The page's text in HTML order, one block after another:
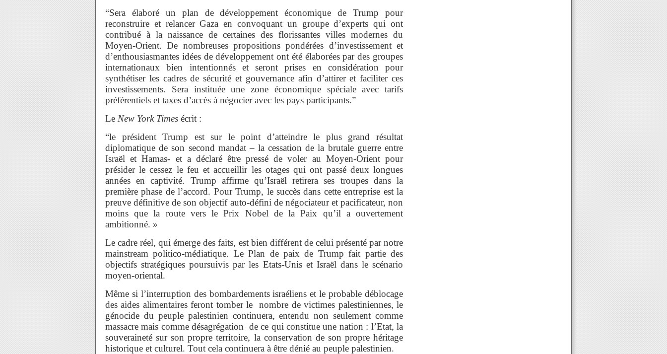
“Sera élaboré un plan de développement économique de Trump pour
reconstruire et relancer Gaza en convoquant un groupe d’experts qui ont
contribué à la naissance de certaines des florissantes villes modernes du
Moyen-Orient. De nombreuses propositions pondérées d’investissement et
d’enthousiasmantes idées de développement ont été élaborées par des groupes
internationaux bien intentionnés et seront prises en considération pour
synthétiser les cadres de sécurité et gouvernance afin d’attirer et faciliter ces
investissements. Sera instituée une zone économique spéciale avec tarifs
préférentiels et taxes d’accès à négocier avec les pays participants.”
Le New York Times écrit :
“le président Trump est sur le point d’atteindre le plus grand résultat
diplomatique de son second mandat – la cessation de la brutale guerre entre
Israël et Hamas- et a déclaré être pressé de voler au Moyen-Orient pour
présider le cessez le feu et accueillir les otages qui ont passé deux longues
années en captivité. Trump affirme qu’Israël retirera ses troupes dans la
première phase de l’accord. Pour Trump, le succès dans cette entreprise est la
preuve définitive de son objectif auto-défini de négociateur et pacificateur, non
moins que la route vers le Prix Nobel de la Paix qu’il a ouvertement
ambitionné. »
Le cadre réel, qui émerge des faits, est bien différent de celui présenté par notre
mainstream politico-médiatique. Le Plan de paix de Trump fait partie des
objectifs stratégiques poursuivis par les Etats-Unis et Israël dans le scénario
moyen-oriental.
Même si l’interruption des bombardements israéliens et le probable déblocage
des aides alimentaires feront tomber le nombre de victimes palestiniennes, le
génocide du peuple palestinien continuera, entendu non seulement comme
massacre mais comme désagrégation de ce qui constitue une nation : l’Etat, la
souveraineté sur son propre territoire, la conservation de son propre héritage
historique et culturel. Tout cela continuera à être dénié au peuple palestinien.